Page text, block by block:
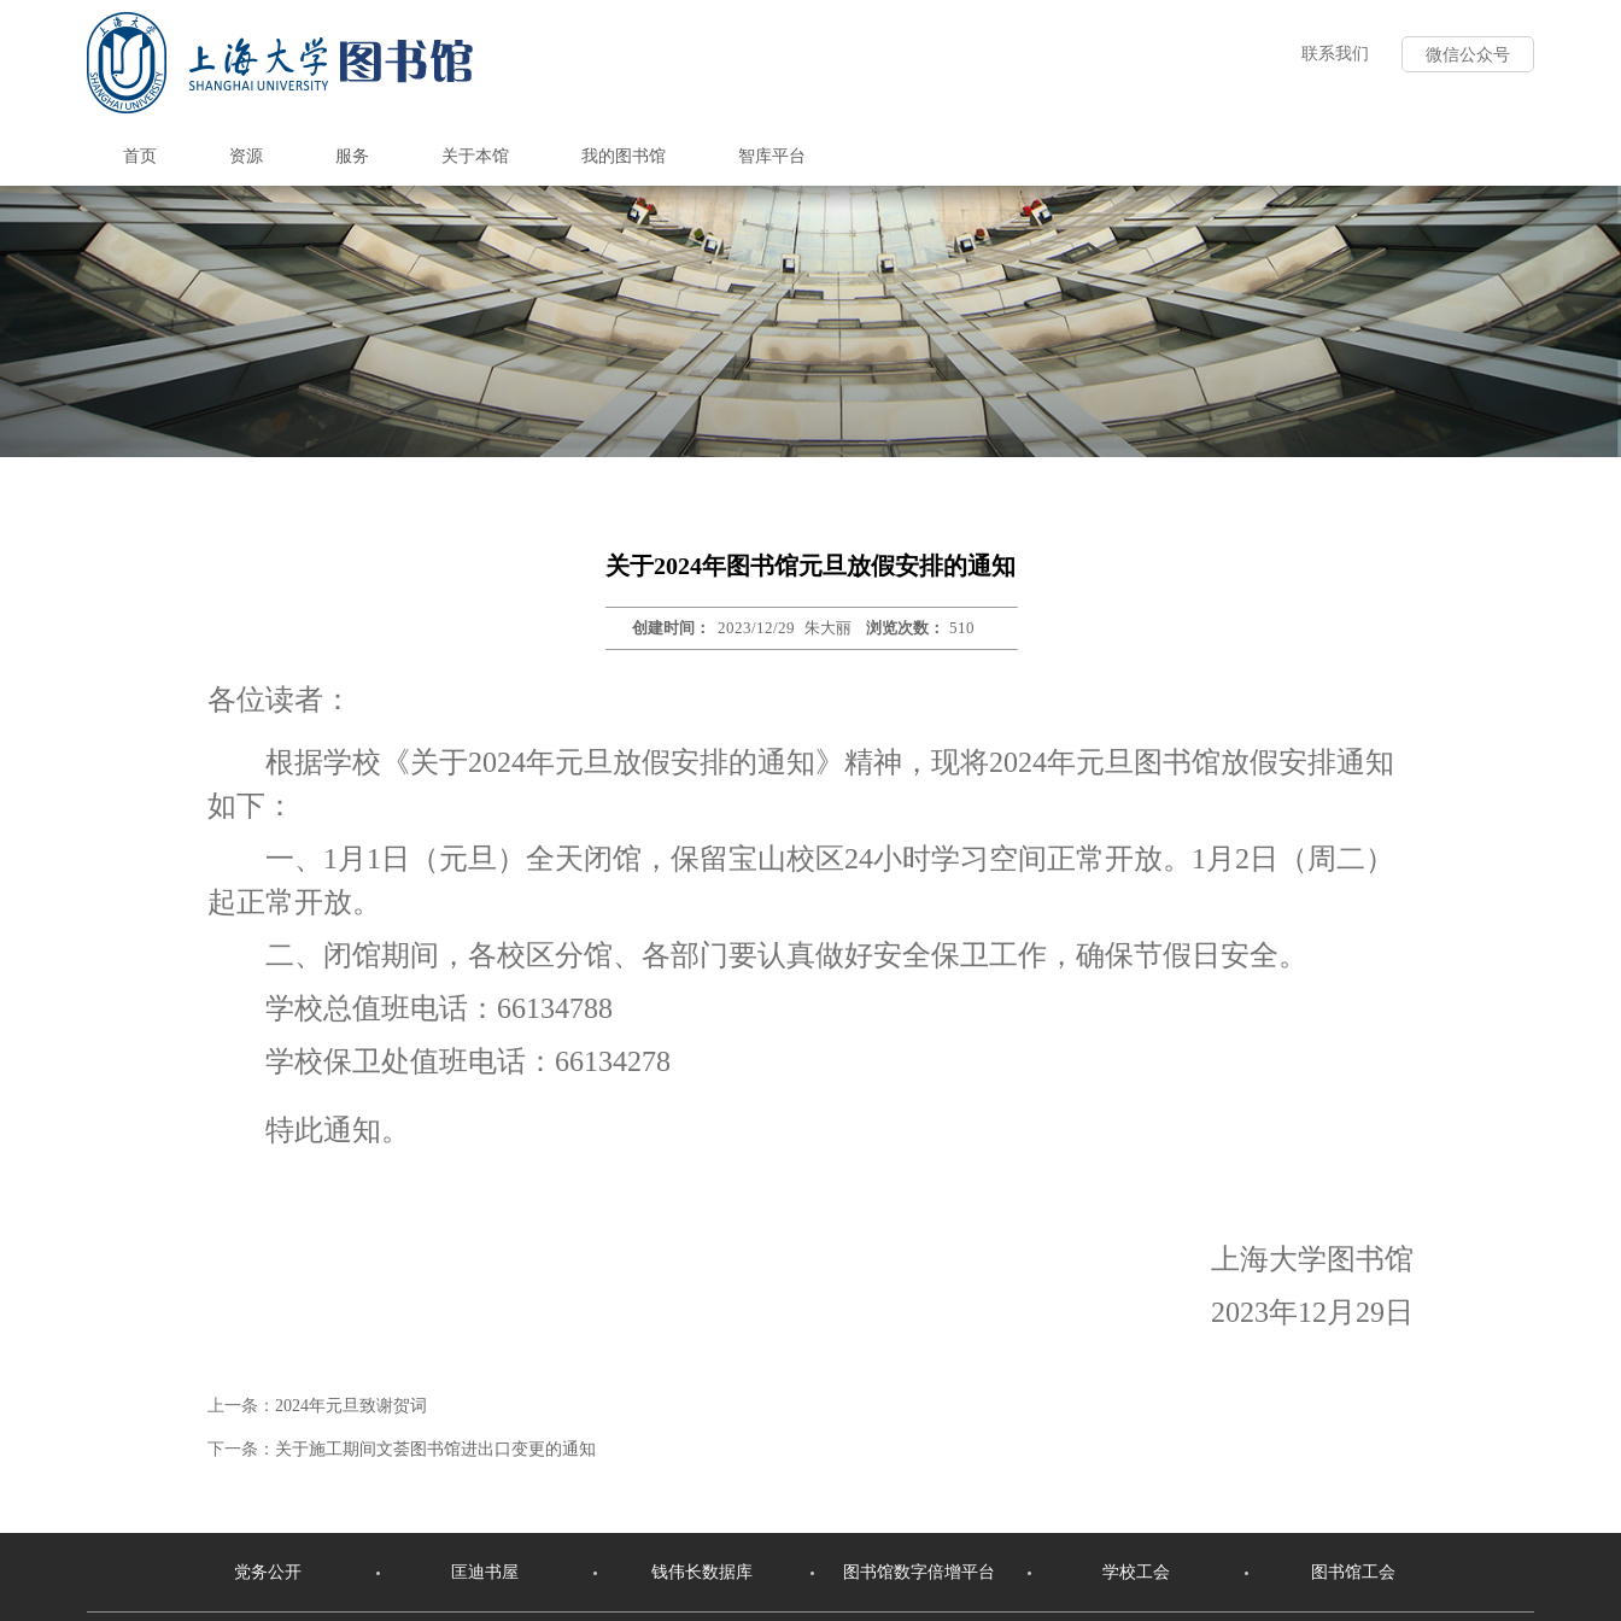
联系我们 微信公众号
首页 资源
电子资源 数据库导航
CARSI访问数据库
电子期刊导航
上大学术资源地图
电子图书
多媒体资源
校外访问
版权公告
纸本资源 书刊捐赠
新书通告
馆藏报刊目录
国内外图书馆 985高校馆
211高校馆
港澳台高校馆
国外高校馆
国内外公共馆
服务
总台服务 学位论文提交系统
借阅服务 读者指南
开通与使用
借还书
续借
图书预约/委托取书
遗失损坏与赔偿
读者服务总览
阅览室规则
馆际互借/文献传递 馆际互借和文献传递服务
版权声明
补贴政策&收费标准
联系方式
情报服务 科技查新
查收查引
定题服务
情报分析
核心期刊
读者培训 新生入馆教育
讲座培训
文献检索课程
参观接待
空间服务 自修/研究空间预约
钱伟长馆空间预约
文荟馆空间预约
自助服务 自助借还书
借阅电子书刊
自助选座
书刊荐购
电子资源荐购
关于本馆
本馆概况 校本部图书馆
钱伟长图书馆
文荟图书馆
联合图书馆
开放时间 校本部图书馆
钱伟长图书馆
文荟图书馆
联合图书馆
机构组织 图书馆党政
部门职责
规章制度 读者须知
借阅规定
图书馆相关
研究与交流 图书馆科研项目
图书馆学术论文
图书馆专著出版
图书馆研究生 研究生培养方案
研究生招生
研究生导师
品牌服务 新生季
读书月
毕业季
优质服务月
馆员天地 图书馆信息
学术团体
核心期刊
馆内信息发布
联系我们 联系图书馆
联系专项服务
我的图书馆 智库平台
上海大学情报研究所 科研成果数据服务
学术竞争力评价
机构知识库成果平台服务
人才培养
联系我们
上大知识产权信息服务中心 上大专利信息服务内容
上大知识产权专题培训
联系我们
上海大学机构知识库
关于2024年图书馆元旦放假安排的通知
创建时间： 2023/12/29 朱大丽 浏览次数： 510
各位读者：
根据学校《关于2024年元旦放假安排的通知》精神，现将2024年元旦图书馆放假安排通知
如下：
一、 1 月 1 日（元旦）全天闭馆，保留宝山校区24小时学习空间正常开放。 1 月 2 日（周二）
起正常开放。
二、闭馆期间，各校区分馆、各部门要认真做好安全保卫工作，确保节假日安全。
学校总值班电话： 66134788
学校保卫处值班电话： 66134278
特此通知。
上海大学图书馆
2023年12 月 29 日
上一条： 2024年元旦致谢贺词
下一条： 关于施工期间文荟图书馆进出口变更的通知
党务公开 匡迪书屋 钱伟长数据库 图书馆数字倍增平台 学校工会 图书馆工会